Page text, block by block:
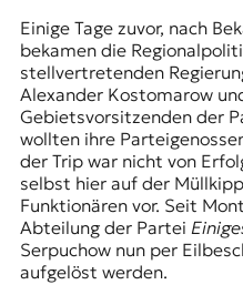
Einige Tage zuvor, nach
bekamen die
stellvertretenden
Alexander Kostomarow
Gebietsvorsitzenden der
wollten ihre
der Trip war nicht von
selbst hier auf der
Funktionären vor. Seit
Abteilung der Partei
Serpuchow nun per
aufgelöst werden.